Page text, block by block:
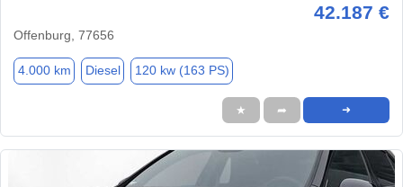
42.187 €
Offenburg, 77656
4.000 km Diesel 120 kw (163 PS)
★ ➦ ➜